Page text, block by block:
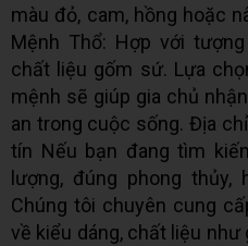
màu đỏ, cam, hồng hoặc
Mệnh Thổ: Hợp với
chất liệu gốm sứ. Lựa
mệnh sẽ giúp gia chủ
an trong cuộc sống. Địa
tín Nếu bạn đang tìm
lượng, đúng phong thủy,
Chúng tôi chuyên cung
về kiểu dáng, chất liệu